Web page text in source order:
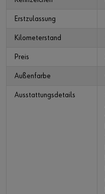
Erstzulassung
Kilometerstand
Preis
Außenfarbe
Ausstattungsdetails